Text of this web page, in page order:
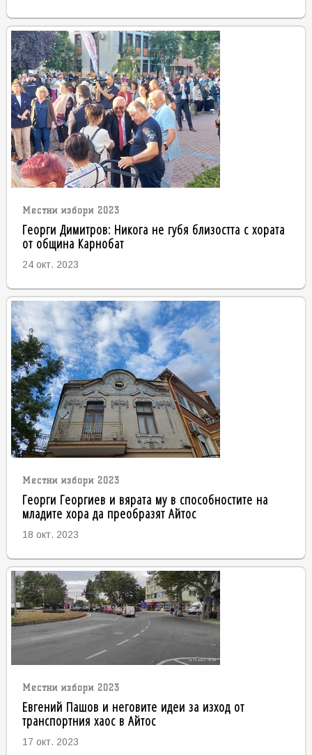
Местни избори 2023
Георги Димитров: Никога не губя близостта с хората
от община Карнобат
24 окт. 2023
Местни избори 2023
Георги Георгиев и вярата му в способностите на
младите хора да преобразят Айтос
18 окт. 2023
Местни избори 2023
Евгений Пашов и неговите идеи за изход от
транспортния хаос в Айтос
17 окт. 2023